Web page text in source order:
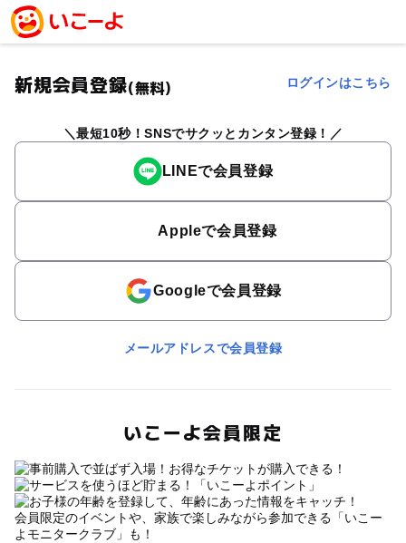
新規会員登録(無料) ログインはこちら
最短10秒！SNSでサクッとカンタン登録！
LINEで会員登録
Appleで会員登録
Googleで会員登録
メールアドレスで会員登録
いこーよ会員限定
会員限定のイベントや、家族で楽しみながら参加できる「いこー
よモニタークラブ」も！